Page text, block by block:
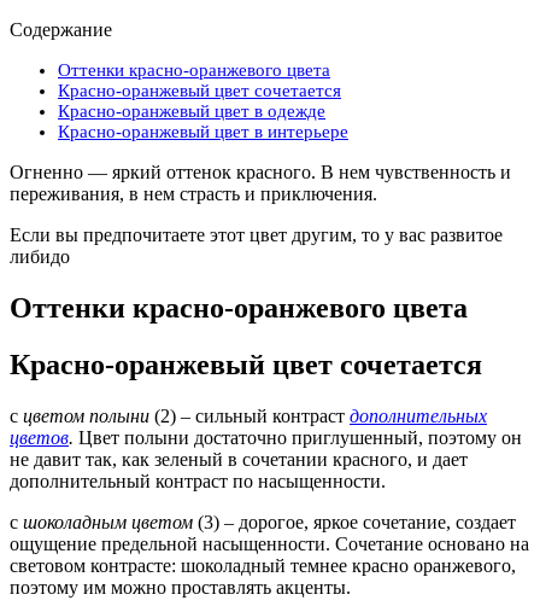
Содержание
Оттенки красно-оранжевого цвета
Красно-оранжевый цвет сочетается
Красно-оранжевый цвет в одежде
Красно-оранжевый цвет в интерьере
Огненно — яркий оттенок красного. В нем чувственность и
переживания, в нем страсть и приключения.
Если вы предпочитаете этот цвет другим, то у вас развитое
либидо
Оттенки красно-оранжевого цвета
Красно-оранжевый цвет сочетается
с цветом полыни (2) – сильный контраст дополнительных
цветов. Цвет полыни достаточно приглушенный, поэтому он
не давит так, как зеленый в сочетании красного, и дает
дополнительный контраст по насыщенности.
с шоколадным цветом (3) – дорогое, яркое сочетание, создает
ощущение предельной насыщенности. Сочетание основано на
световом контрасте: шоколадный темнее красно оранжевого,
поэтому им можно проставлять акценты.